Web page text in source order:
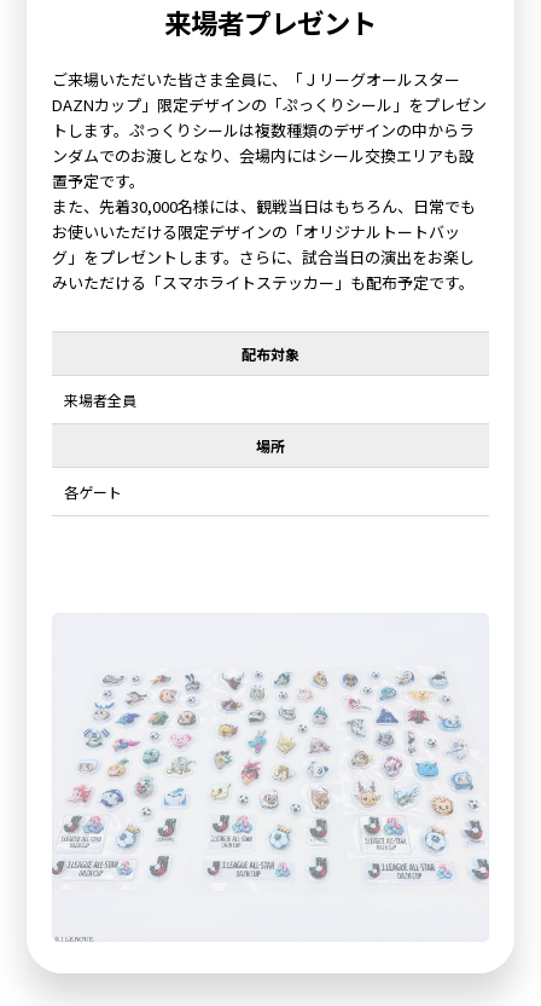
来場者プレゼント
ご来場いただいた皆さま全員に、「Ｊリーグオールスター
DAZNカップ」限定デザインの「ぷっくりシール」をプレゼン
トします。ぷっくりシールは複数種類のデザインの中からラ
ンダムでのお渡しとなり、会場内にはシール交換エリアも設
置予定です。
また、先着30,000名様には、観戦当日はもちろん、日常でも
お使いいただける限定デザインの「オリジナルトートバッ
グ」をプレゼントします。さらに、試合当日の演出をお楽し
みいただける「スマホライトステッカー」も配布予定です。
配布対象
来場者全員
場所
各ゲート